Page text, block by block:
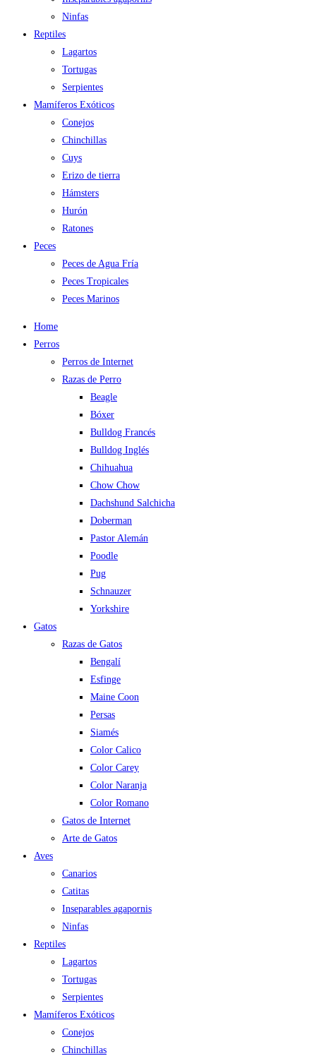
Ninfas
Reptiles
Lagartos
Tortugas
Serpientes
Mamíferos Exóticos
Conejos
Chinchillas
Cuys
Erizo de tierra
Hámsters
Hurón
Ratones
Peces
Peces de Agua Fría
Peces Tropicales
Peces Marinos
Home
Perros
Perros de Internet
Razas de Perro
Beagle
Bóxer
Bulldog Francés
Bulldog Inglés
Chihuahua
Chow Chow
Dachshund Salchicha
Doberman
Pastor Alemán
Poodle
Pug
Schnauzer
Yorkshire
Gatos
Razas de Gatos
Bengalí
Esfinge
Maine Coon
Persas
Siamés
Color Calico
Color Carey
Color Naranja
Color Romano
Gatos de Internet
Arte de Gatos
Aves
Canarios
Catitas
Inseparables agapornis
Ninfas
Reptiles
Lagartos
Tortugas
Serpientes
Mamíferos Exóticos
Conejos
Chinchillas